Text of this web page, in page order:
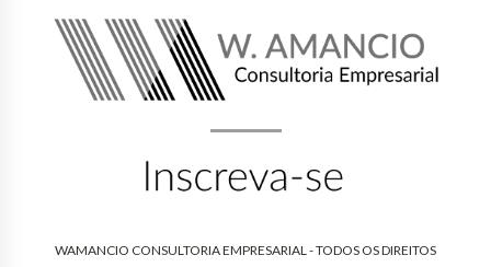
WAMANCIO CONSULTORIA EMPRESARIAL - TODOS OS DIREITOS